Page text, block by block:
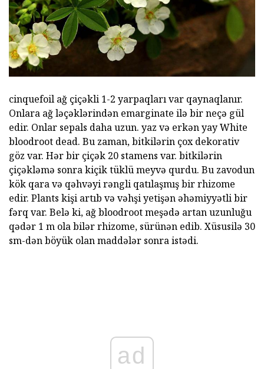
cinquefoil ağ çiçəkli 1-2 yarpaqları var qaynaqlanır.
Onlara ağ ləçəklərindən emarginate ilə bir neçə gül
edir. Onlar sepals daha uzun. yaz və erkən yay White
bloodroot dead. Bu zaman, bitkilərin çox dekorativ
göz var. Hər bir çiçək 20 stamens var. bitkilərin
çiçəkləmə sonra kiçik tüklü meyvə qurdu. Bu zavodun
kök qara və qəhvəyi rəngli qatılaşmış bir rhizome
edir. Plants kişi artıb və vəhşi yetişən əhəmiyyətli bir
fərq var. Belə ki, ağ bloodroot meşədə artan uzunluğu
qədər 1 m ola bilər rhizome, sürünən edib. Xüsusilə 30
sm-dən böyük olan maddələr sonra istədi.
ad